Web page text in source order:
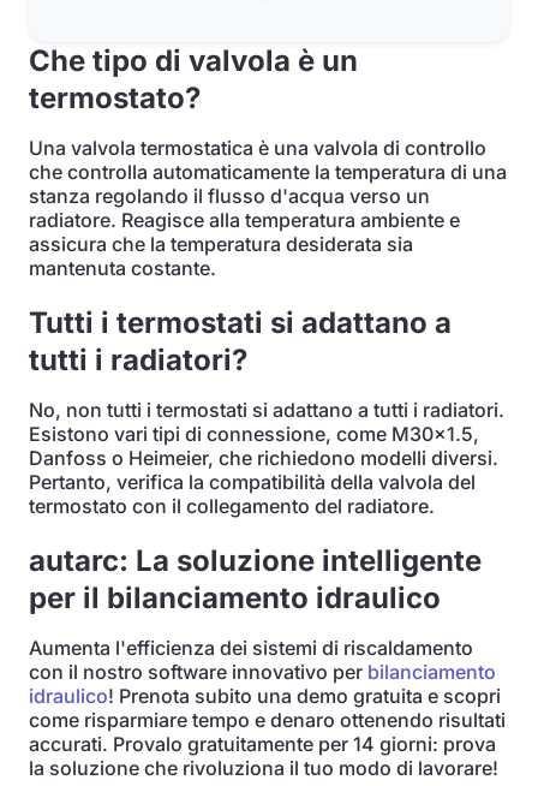
Che tipo di valvola è un
termostato?
Una valvola termostatica è una valvola di controllo
che controlla automaticamente la temperatura di una
stanza regolando il flusso d'acqua verso un
radiatore. Reagisce alla temperatura ambiente e
assicura che la temperatura desiderata sia
mantenuta costante.
Tutti i termostati si adattano a
tutti i radiatori?
No, non tutti i termostati si adattano a tutti i radiatori.
Esistono vari tipi di connessione, come M30x1.5,
Danfoss o Heimeier, che richiedono modelli diversi.
Pertanto, verifica la compatibilità della valvola del
termostato con il collegamento del radiatore.
autarc: La soluzione intelligente
per il bilanciamento idraulico
Aumenta l'efficienza dei sistemi di riscaldamento
con il nostro software innovativo per bilanciamento
idraulico! Prenota subito una demo gratuita e scopri
come risparmiare tempo e denaro ottenendo risultati
accurati. Provalo gratuitamente per 14 giorni: prova
la soluzione che rivoluziona il tuo modo di lavorare!